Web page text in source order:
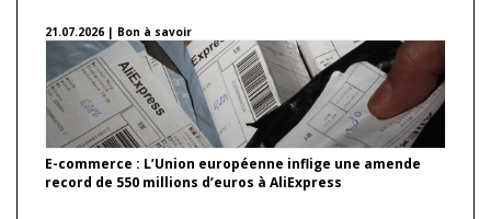
21.07.2026 | Bon à savoir
E-commerce : L’Union européenne inflige une amende
record de 550 millions d’euros à AliExpress